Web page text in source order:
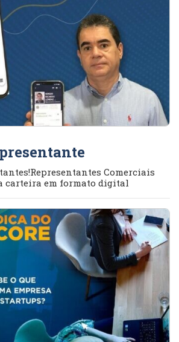
Comerciais
carteira em formato digital